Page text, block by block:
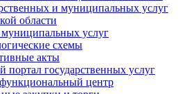
и муниципальных услуг
области
муниципальных услуг
схемы
акты
портал государственных услуг
центр